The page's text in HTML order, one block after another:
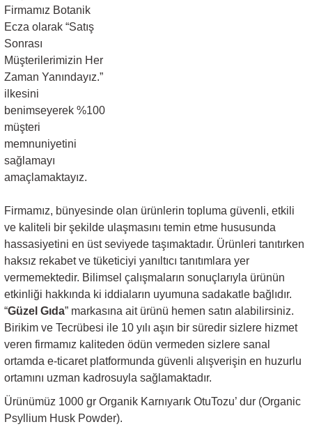
Firmamız Botanik
Ecza olarak “Satış
Sonrası
Müşterilerimizin Her
Zaman Yanındayız.”
ilkesini
benimseyerek %100
müşteri
memnuniyetini
sağlamayı
amaçlamaktayız.
Firmamız, bünyesinde olan ürünlerin topluma güvenli, etkili
ve kaliteli bir şekilde ulaşmasını temin etme hususunda
hassasiyetini en üst seviyede taşımaktadır. Ürünleri tanıtırken
haksız rekabet ve tüketiciyi yanıltıcı tanıtımlara yer
vermemektedir. Bilimsel çalışmaların sonuçlarıyla ürünün
etkinliği hakkında ki iddiaların uyumuna sadakatle bağlıdır.
“Güzel Gıda” markasına ait ürünü hemen satın alabilirsiniz.
Birikim ve Tecrübesi ile 10 yılı aşın bir süredir sizlere hizmet
veren firmamız kaliteden ödün vermeden sizlere sanal
ortamda e-ticaret platformunda güvenli alışverişin en huzurlu
ortamını uzman kadrosuyla sağlamaktadır.
Ürünümüz 1000 gr Organik Karnıyarık OtuTozu’ dur (Organic
Psyllium Husk Powder).